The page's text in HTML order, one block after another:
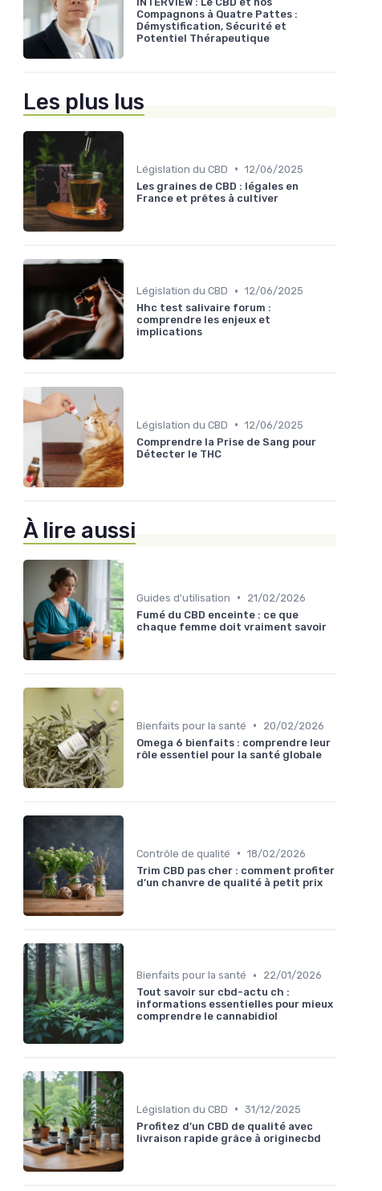
Compagnons à Quatre Pattes :
Démystification, Sécurité et
Potentiel Thérapeutique
Les plus lus
Législation du CBD • 12/06/2025
Les graines de CBD : légales en
France et prêtes à cultiver
Législation du CBD • 12/06/2025
Hhc test salivaire forum :
comprendre les enjeux et
implications
Législation du CBD • 12/06/2025
Comprendre la Prise de Sang pour
Détecter le THC
À lire aussi
Guides d'utilisation •
21/02/2026
Fumé du CBD enceinte : ce que
chaque femme doit vraiment savoir
Bienfaits pour la santé •
20/02/2026
Omega 6 bienfaits : comprendre leur
rôle essentiel pour la santé globale
Contrôle de qualité • 18/02/2026
Trim CBD pas cher : comment profiter
d’un chanvre de qualité à petit prix
Bienfaits pour la santé •
22/01/2026
Tout savoir sur cbd-actu ch :
informations essentielles pour mieux
comprendre le cannabidiol
Législation du CBD • 31/12/2025
Profitez d’un CBD de qualité avec
livraison rapide grâce à originecbd